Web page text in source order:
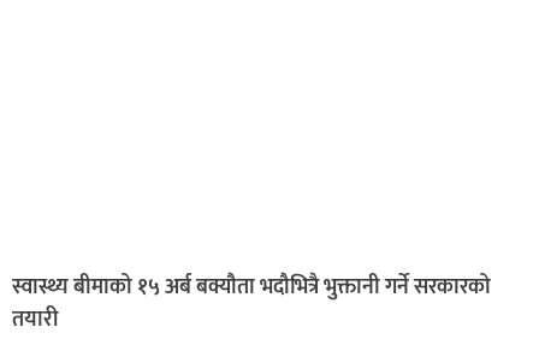
स्वास्थ्य बीमाको १५ अर्ब बक्यौता भदौभित्रै भुक्तानी गर्ने सरकारको
तयारी